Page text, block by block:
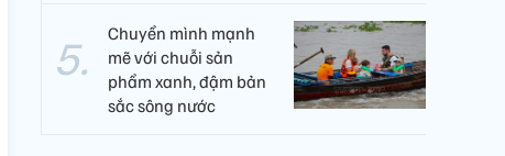
Chuyển mình mạnh
mẽ với chuỗi sản
phẩm xanh, đậm bản
sắc sông nước